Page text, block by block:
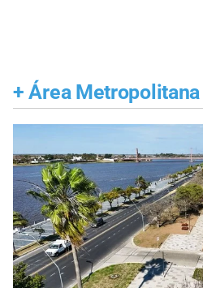
+ Área Metropolitana